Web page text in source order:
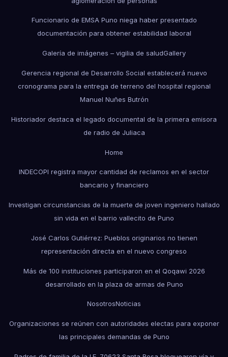
Funcionario de EMSA Puno niega haber presentado
documentación para obtener estabilidad laboral
Galería de imágenes – vigilia de saludGallery
Gerencia regional de Desarrollo Social establecerá nuevo
cronograma para la entrega de terreno del hospital regional
Manuel Nuñes Butrón
Historiador destaca el legado documental de la primera emisora
de radio de Juliaca
Home
INDECOPI registra mayor cantidad de reclamos en el sector
bancario y financiero
Investigan circunstancias de la muerte de joven ingeniero hallado
sin vida en el barrio vallecito de Puno
José Carlos Gutiérrez: Pueblos originarios no tienen
representación directa en el nuevo congreso
Más de 100 instituciones participaron en el Qoqawi 2026
desarrollado en la plaza de armas de Puno
NosotrosNoticias
Organizaciones se reúnen con autoridades electas para exponer
las principales demandas de Puno